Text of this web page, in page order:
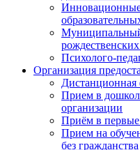
Психолого-
Организация
Дистанционная
Прием в
организации
Приём в
Прием на
без гражданства